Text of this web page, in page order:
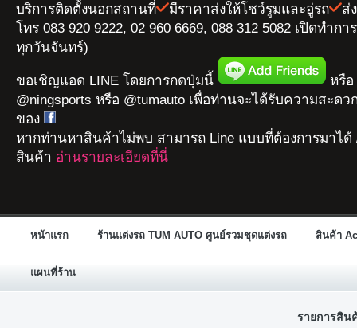
บริการติดตั้งนอกสถานที่
มีราคาส่งให้โชว์รูมและอู่รถ
ส่
โทร 083 920 9222, 02 960 6669, 088 312 5082 เปิดทำก
ทุกวันจันทร์)
ขอเชิญแอด LINE โดยการกดปุ่มนี้
หรือ
@ningsports หรือ @tumauto เพื่อท่านจะได้รับความสะดว
ของ
หากท่านหาสินค้าไม่พบ สามารถ Line แบบที่ต้องการมาได้
สินค้า อ่านรายละเอียดที่นี่
หน้าแรก ร้านแต่งรถ TUM AUTO ศูนย์รวมชุดแต่งรถ สินค้า
แผนที่ร้าน
รายการสิน